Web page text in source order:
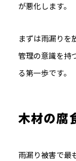
が悪化します。
まずは雨漏りを
管理の意識を持
る第一歩です。
木材の腐
雨漏り被害で最